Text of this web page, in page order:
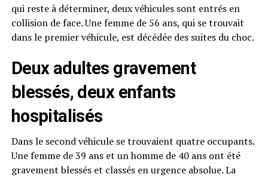
qui reste à déterminer, deux véhicules sont entrés en
collision de face. Une femme de 56 ans, qui se trouvait
dans le premier véhicule, est décédée des suites du choc.
Deux adultes gravement
blessés, deux enfants
hospitalisés
Dans le second véhicule se trouvaient quatre occupants.
Une femme de 39 ans et un homme de 40 ans ont été
gravement blessés et classés en urgence absolue. La